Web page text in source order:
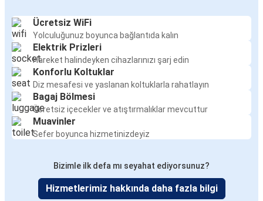
Ücretsiz WiFi
Yolculuğunuz boyunca bağlantıda kalın
Elektrik Prizleri
Hareket halindeyken cihazlarınızı şarj edin
Konforlu Koltuklar
Diz mesafesi ve yaslanan koltuklarla rahatlayın
Bagaj Bölmesi
Ücretsiz içecekler ve atıştırmalıklar mevcuttur
Muavinler
Sefer boyunca hizmetinizdeyiz
Bizimle ilk defa mı seyahat ediyorsunuz?
Hizmetlerimiz hakkında daha fazla bilgi